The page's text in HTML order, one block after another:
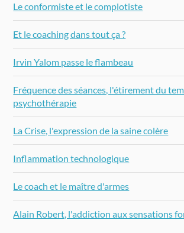
Le conformiste et le complotiste
Et le coaching dans tout ça ?
Irvin Yalom passe le flambeau
Fréquence des séances, l'étirement du
psychothérapie
La Crise, l'expression de la saine colère
Inflammation technologique
Le coach et le maître d'armes
Alain Robert, l'addiction aux sensations